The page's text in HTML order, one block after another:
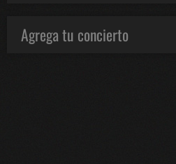
Agrega tu concierto